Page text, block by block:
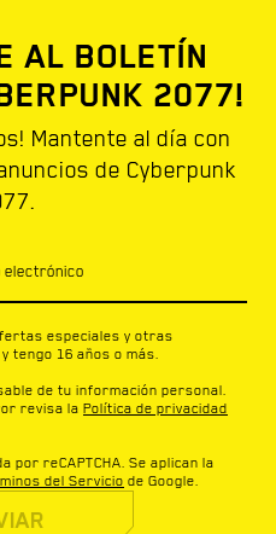
AL BOLETÍN
2077!
Mantente al día con
de Cyberpunk
electrónico
especiales y otras
tengo 16 años o más.
de tu información personal.
revisa la Política de privacidad
por reCAPTCHA. Se aplican la
del Servicio de Google.